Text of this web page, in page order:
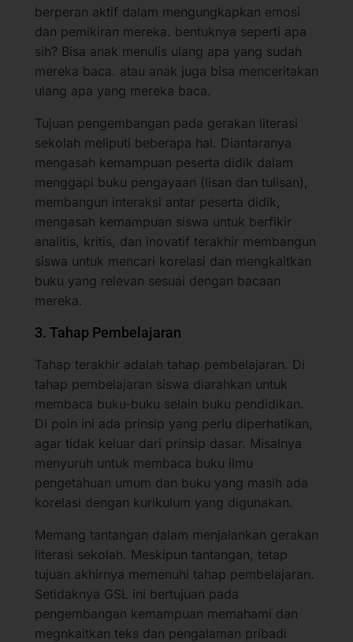
berperan aktif dalam mengungkapkan emosi
dan pemikiran mereka. bentuknya seperti apa
sih? Bisa anak menulis ulang apa yang sudah
mereka baca. atau anak juga bisa menceritakan
ulang apa yang mereka baca.
Tujuan pengembangan pada gerakan literasi
sekolah meliputi beberapa hal. Diantaranya
mengasah kemampuan peserta didik dalam
menggapi buku pengayaan (lisan dan tulisan),
membangun interaksi antar peserta didik,
mengasah kemampuan siswa untuk berfikir
analitis, kritis, dan inovatif terakhir membangun
siswa untuk mencari korelasi dan mengkaitkan
buku yang relevan sesuai dengan bacaan
mereka.
3. Tahap Pembelajaran
Tahap terakhir adalah tahap pembelajaran. Di
tahap pembelajaran siswa diarahkan untuk
membaca buku-buku selain buku pendidikan.
Di poin ini ada prinsip yang perlu diperhatikan,
agar tidak keluar dari prinsip dasar. Misalnya
menyuruh untuk membaca buku ilmu
pengetahuan umum dan buku yang masih ada
korelasi dengan kurikulum yang digunakan.
Memang tantangan dalam menjalankan gerakan
literasi sekolah. Meskipun tantangan, tetap
tujuan akhirnya memenuhi tahap pembelajaran.
Setidaknya GSL ini bertujuan pada
pengembangan kemampuan memahami dan
megnkaitkan teks dan pengalaman pribadi